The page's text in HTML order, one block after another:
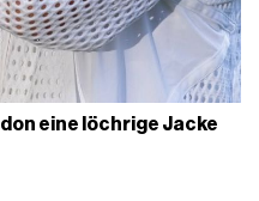
eine löchrige Jacke